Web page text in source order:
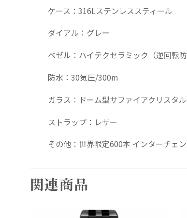
ケース：316Lステンレススティール
ダイアル：グレー
ベゼル：ハイテクセラミック（逆回転防
防水：30気圧/300m
ガラス：ドーム型サファイアクリスタル
ストラップ：レザー
その他：世界限定600本 インターチェ
関連商品